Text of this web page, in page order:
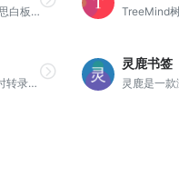
boardmix博思白板，一个点燃团队协作和激发创意的空间，集aigc，一键PPT，思维导图，笔记文档多种创意表达能力于一体，将团队工作效率提升到新的层次。
通义听悟实时转录和音视频转文字，智能生成总结，实时翻译。
灵鹿书签